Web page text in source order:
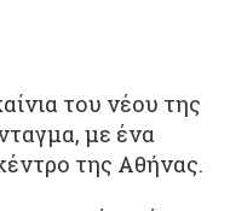
του νέου της
με ένα
της Αθήνας.